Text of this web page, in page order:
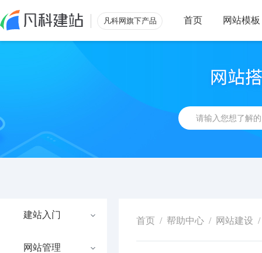
凡科网旗下产品 首页 网站模板
建站入门
网站管理
首页 / 帮助中心 / 网站建设 /